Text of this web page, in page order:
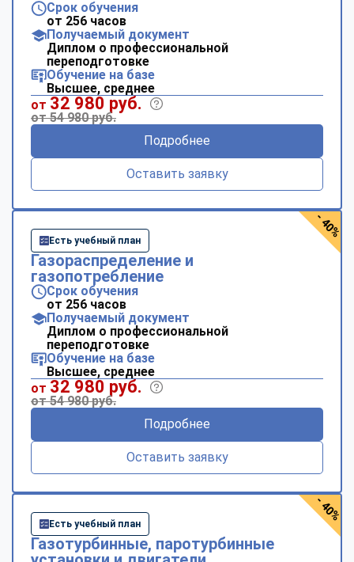
Срок обучения
от 256 часов
Получаемый документ
Диплом о профессиональной
переподготовке
Обучение на базе
Высшее, среднее
от 32 980 руб.
от 54 980 руб.
Подробнее
Оставить заявку
Есть учебный план
Газораспределение и
газопотребление
Срок обучения
от 256 часов
Получаемый документ
Диплом о профессиональной
переподготовке
Обучение на базе
Высшее, среднее
от 32 980 руб.
от 54 980 руб.
Подробнее
Оставить заявку
- 40%
Есть учебный план
Газотурбинные, паротурбинные
- 40%